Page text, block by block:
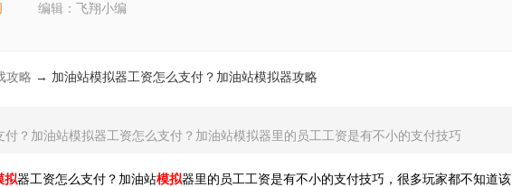
编辑：飞翔小编
攻略 → ​加油站模拟器工资怎么支付？​加油站模拟器攻略
付？加油站模拟器工资怎么支付？加油站模拟器里的员工工资是有不小的支付技巧
拟器工资怎么支付？加油站模拟器里的员工工资是有不小的支付技巧，很多玩家都不知道该